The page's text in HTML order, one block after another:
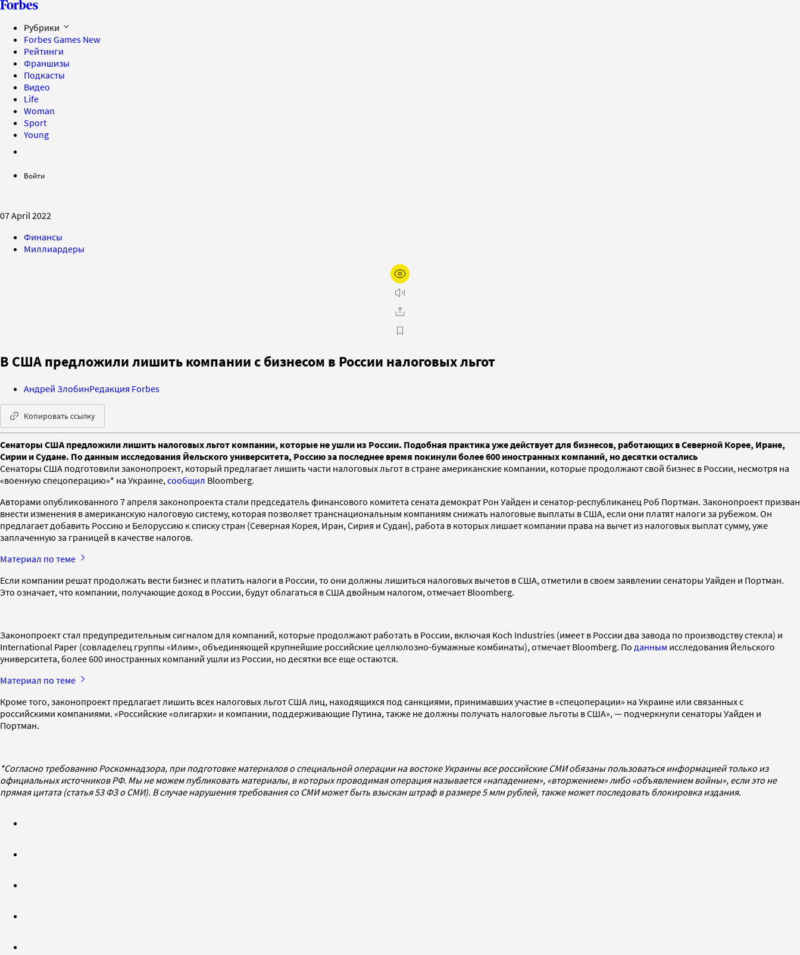
Рубрики
Forbes Games New
Рейтинги
Франшизы
Подкасты
Видео
Life
Woman
Sport
Young
Войти
07 April 2022
Финансы
Миллиардеры
В США предложили лишить компании с бизнесом в России налоговых льгот
Андрей ЗлобинРедакция Forbes
Копировать ссылку
Сенаторы США предложили лишить налоговых льгот компании, которые не ушли из России. Подобная практика уже действует для бизнесов, работающих в Северной Корее, Иране,
Сирии и Судане. По данным исследования Йельского университета, Россию за последнее время покинули более 600 иностранных компаний, но десятки остались
Сенаторы США подготовили законопроект, который предлагает лишить части налоговых льгот в стране американские компании, которые продолжают свой бизнес в России, несмотря на
«военную спецоперацию»* на Украине, сообщил Bloomberg.
Авторами опубликованного 7 апреля законопроекта стали председатель финансового комитета сената демократ Рон Уайден и сенатор-республиканец Роб Портман. Законопроект призван
внести изменения в американскую налоговую систему, которая позволяет транснациональным компаниям снижать налоговые выплаты в США, если они платят налоги за рубежом. Он
предлагает добавить Россию и Белоруссию к списку стран (Северная Корея, Иран, Сирия и Судан), работа в которых лишает компании права на вычет из налоговых выплат сумму, уже
заплаченную за границей в качестве налогов.
Материал по теме
Если компании решат продолжать вести бизнес и платить налоги в России, то они должны лишиться налоговых вычетов в США, отметили в своем заявлении сенаторы Уайден и Портман.
Это означает, что компании, получающие доход в России, будут облагаться в США двойным налогом, отмечает Bloomberg.
Законопроект стал предупредительным сигналом для компаний, которые продолжают работать в России, включая Koch Industries (имеет в России два завода по производству стекла) и
International Paper (совладелец группы «Илим», объединяющей крупнейшие российские целлюлозно-бумажные комбинаты), отмечает Bloomberg. По данным исследования Йельского
университета, более 600 иностранных компаний ушли из России, но десятки все еще остаются.
Материал по теме
Кроме того, законопроект предлагает лишить всех налоговых льгот США лиц, находящихся под санкциями, принимавших участие в «спецоперации» на Украине или связанных с
российскими компаниями. «Российские «олигархи» и компании, поддерживающие Путина, также не должны получать налоговые льготы в США», — подчеркнули сенаторы Уайден и
Портман.
*Согласно требованию Роскомнадзора, при подготовке материалов о специальной операции на востоке Украины все российские СМИ обязаны пользоваться информацией только из
официальных источников РФ. Мы не можем публиковать материалы, в которых проводимая операция называется «нападением», «вторжением» либо «объявлением войны», если это не
прямая цитата (статья 53 ФЗ о СМИ). В случае нарушения требования со СМИ может быть взыскан штраф в размере 5 млн рублей, также может последовать блокировка издания.